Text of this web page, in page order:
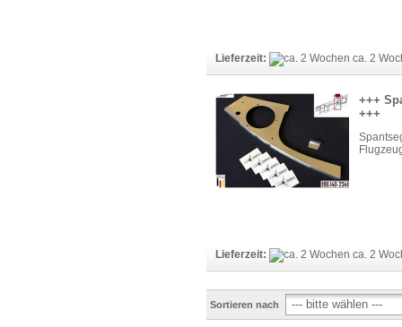
Lieferzeit: ca. 2
+++
+++
Lieferzeit: ca. 2
Sortieren nach